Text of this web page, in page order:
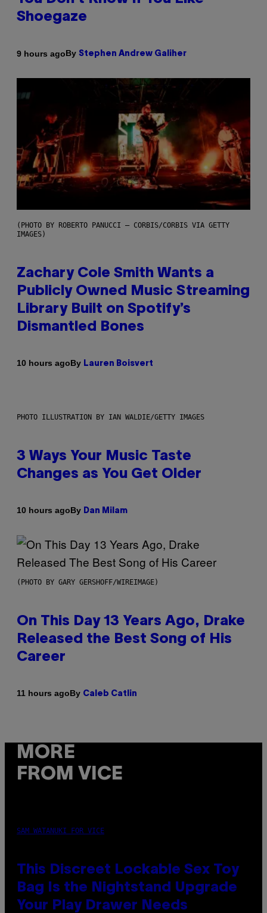
Shoegaze
9 hours agoBy Stephen Andrew Galiher
(PHOTO BY ROBERTO PANUCCI – CORBIS/CORBIS VIA GETTY
IMAGES)
Zachary Cole Smith Wants a
Publicly Owned Music Streaming
Library Built on Spotify’s
Dismantled Bones
10 hours agoBy Lauren Boisvert
PHOTO ILLUSTRATION BY IAN WALDIE/GETTY IMAGES
3 Ways Your Music Taste
Changes as You Get Older
10 hours agoBy Dan Milam
(PHOTO BY GARY GERSHOFF/WIREIMAGE)
On This Day 13 Years Ago, Drake
Released the Best Song of His
Career
11 hours agoBy Caleb Catlin
MORE
FROM VICE
SAM WATANUKI FOR VICE
This Discreet Lockable Sex Toy
Bag Is the Nightstand Upgrade
Your Play Drawer Needs